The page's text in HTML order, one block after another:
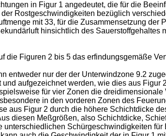
in Figur 1 angedeutet, die für die
Rostgeschwindigkeiten bezüglich
mit 33, für die Zusammensetzung der
hinsichtlich des
die Figuren 2 bis 5 das erfindungsgemäße
entweder nur der der Unterwindzone 9.2
aufgezeichnet werden, wie dies aus
für vier Zonen die
in den vorderen Zonen des
aus Figur 2 durch die höhere Schichtdicke
diesen Meßgrößen, also Schichtdicke,
Schürgeschwindigkeiten